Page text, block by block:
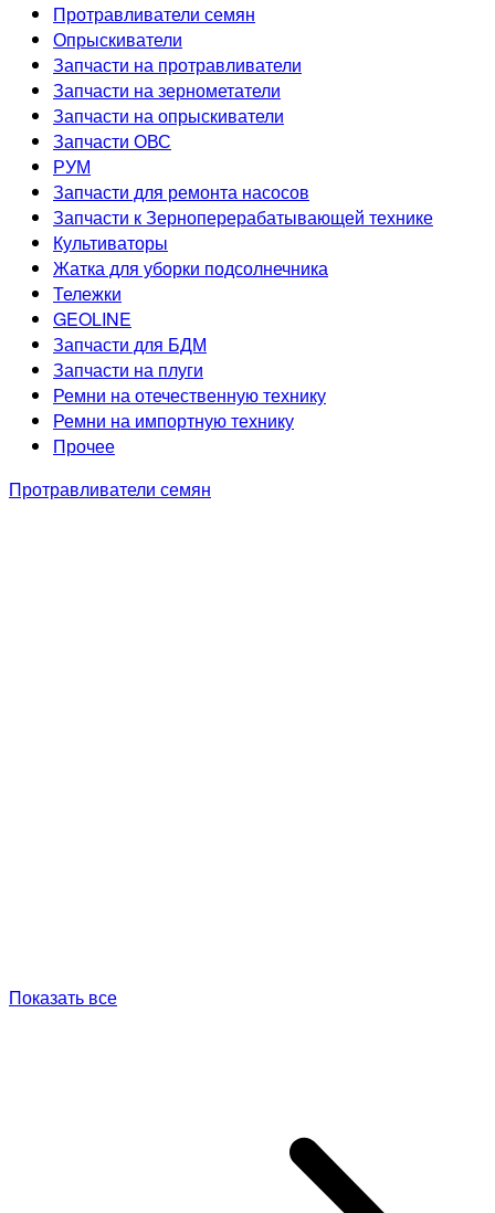
Протравливатели семян
Опрыскиватели
Запчасти на протравливатели
Запчасти на зернометатели
Запчасти на опрыскиватели
Запчасти ОВС
РУМ
Запчасти для ремонта насосов
Запчасти к Зерноперерабатывающей технике
Культиваторы
Жатка для уборки подсолнечника
Тележки
GEOLINE
Запчасти для БДМ
Запчасти на плуги
Ремни на отечественную технику
Ремни на импортную технику
Прочее
Протравливатели семян
Показать все